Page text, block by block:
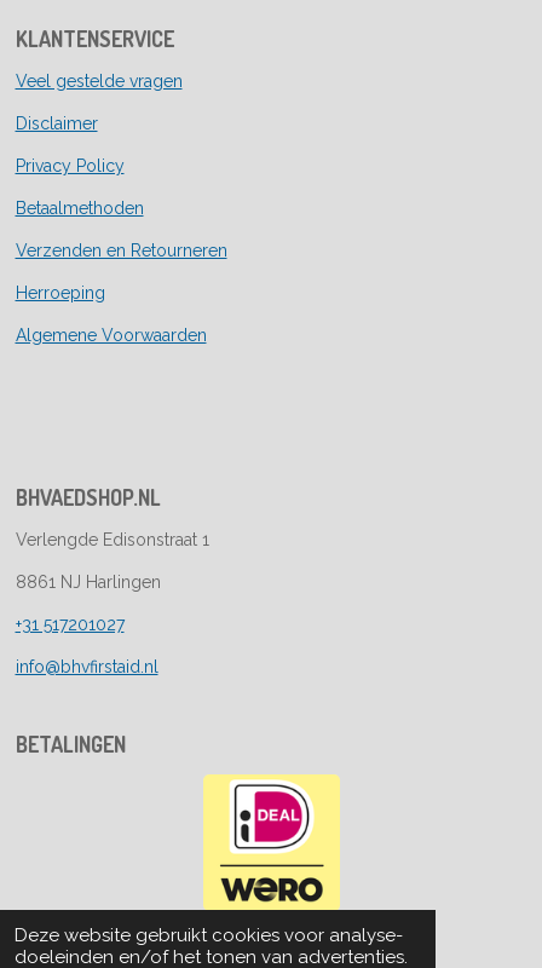
Deze website gebruikt cookies voor analyse-
doeleinden en/of het tonen van advertenties.
KLANTENSERVICE
Veel gestelde vragen
Disclaimer
Privacy Policy
Betaalmethoden
Verzenden en Retourneren
Herroeping
Algemene Voorwaarden
BHVAEDSHOP.NL
Verlengde Edisonstraat 1
8861 NJ Harlingen
+31 517201027
info@bhvfirstaid.nl
BETALINGEN
Powered byJouwWeb